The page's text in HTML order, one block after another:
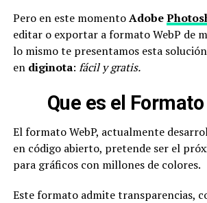
Pero en este momentoAdobe
editar o exportar a formato WebP de
lo mismo te presentamos esta
en diginota: fácil y gratis.
Que es el
El formato WebP, actualmente
en código abierto, pretende ser el
para gráficos con millones de colores.
Este formato admite transparencias,